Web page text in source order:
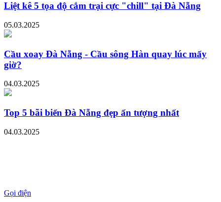
Liệt kê 5 tọa độ cắm trại cực "chill" tại Đà Nẵng
05.03.2025
Cầu xoay Đà Nẵng - Cầu sông Hàn quay lúc mấy
giờ?
04.03.2025
Top 5 bãi biển Đà Nẵng đẹp ấn tượng nhất
04.03.2025
Gọi điện